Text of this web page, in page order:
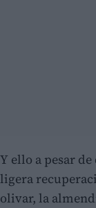
Y ello a pesar
ligera
olivar, la